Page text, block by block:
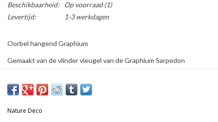
Beschikbaarheid: Op voorraad(1)
Levertijd:
1-3 werkdagen
Oorbel hangend Graphium
Gemaakt van de vlinder vleugel van de Graphium Sarpedon
Dit is een natuurproduct, het geleverde product kan afwijken van
Nature Deco